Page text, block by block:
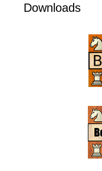
Downloads